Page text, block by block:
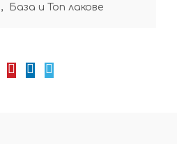
, База и Топ лакове